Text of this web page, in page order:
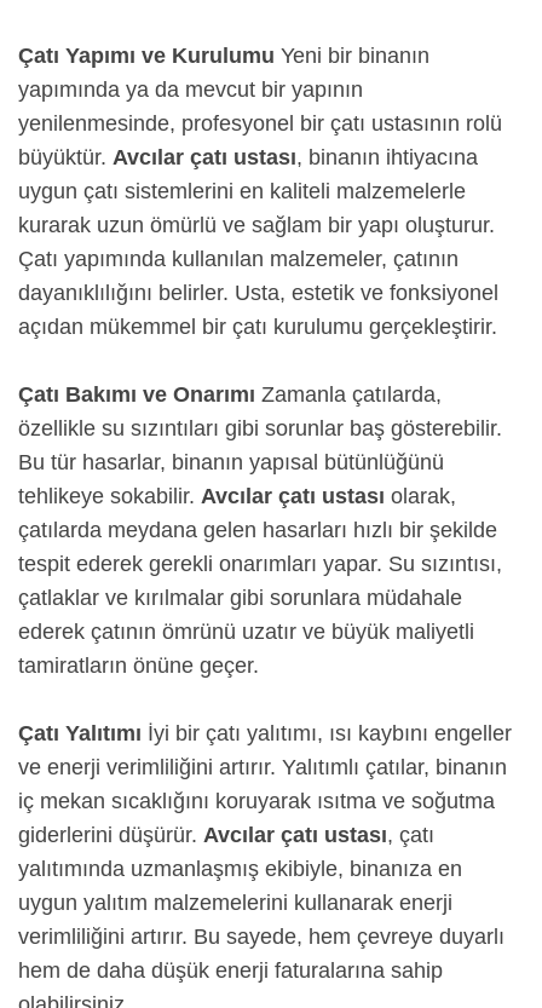
Çatı Yapımı ve Kurulumu Yeni bir binanın
yapımında ya da mevcut bir yapının
yenilenmesinde, profesyonel bir çatı ustasının rolü
büyüktür. Avcılar çatı ustası, binanın ihtiyacına
uygun çatı sistemlerini en kaliteli malzemelerle
kurarak uzun ömürlü ve sağlam bir yapı oluşturur.
Çatı yapımında kullanılan malzemeler, çatının
dayanıklılığını belirler. Usta, estetik ve fonksiyonel
açıdan mükemmel bir çatı kurulumu gerçekleştirir.
Çatı Bakımı ve Onarımı Zamanla çatılarda,
özellikle su sızıntıları gibi sorunlar baş gösterebilir.
Bu tür hasarlar, binanın yapısal bütünlüğünü
tehlikeye sokabilir. Avcılar çatı ustası olarak,
çatılarda meydana gelen hasarları hızlı bir şekilde
tespit ederek gerekli onarımları yapar. Su sızıntısı,
çatlaklar ve kırılmalar gibi sorunlara müdahale
ederek çatının ömrünü uzatır ve büyük maliyetli
tamiratların önüne geçer.
Çatı Yalıtımı İyi bir çatı yalıtımı, ısı kaybını engeller
ve enerji verimliliğini artırır. Yalıtımlı çatılar, binanın
iç mekan sıcaklığını koruyarak ısıtma ve soğutma
giderlerini düşürür. Avcılar çatı ustası, çatı
yalıtımında uzmanlaşmış ekibiyle, binanıza en
uygun yalıtım malzemelerini kullanarak enerji
verimliliğini artırır. Bu sayede, hem çevreye duyarlı
hem de daha düşük enerji faturalarına sahip